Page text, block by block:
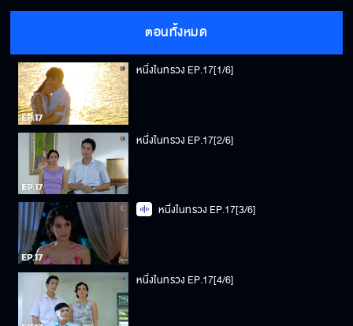
ตอนทั้งหมด
หนึ่งในทรวง EP.17[1/6]
หนึ่งในทรวง EP.17[2/6]
หนึ่งในทรวง EP.17[3/6]
หนึ่งในทรวง EP.17[4/6]